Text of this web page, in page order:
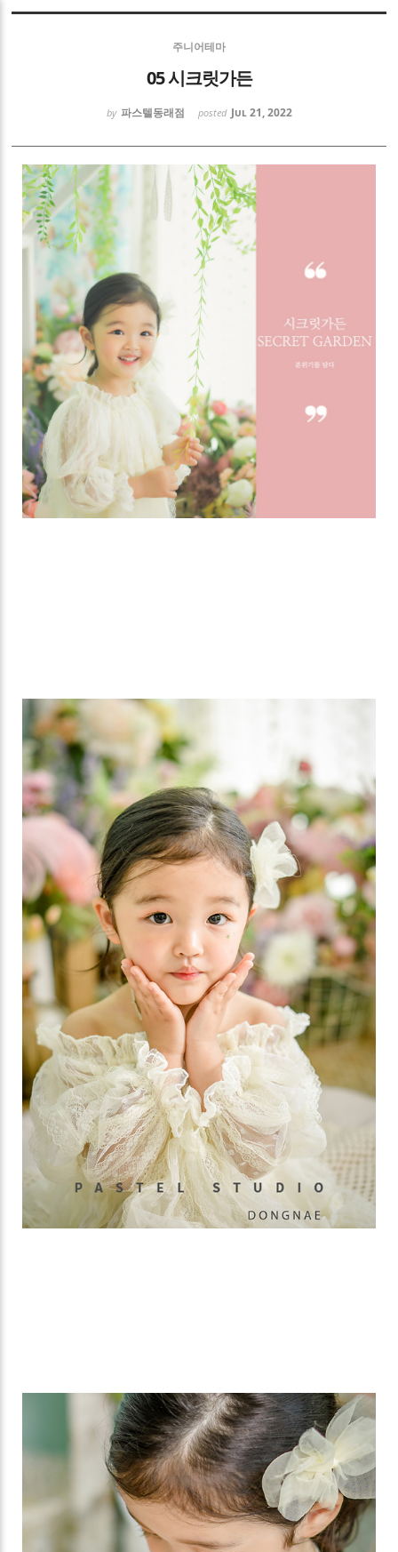
주니어테마
05 시크릿가든
by 파스텔동래점 posted Jul 21, 2022
Sketchbook5, 스케치북5
Sketchbook5, 스케치북5